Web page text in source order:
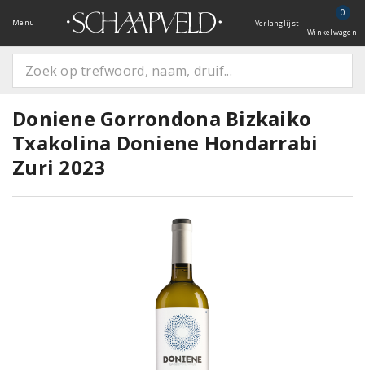
Menu Verlanglijst
0
Winkelwagen
Doniene Gorrondona Bizkaiko
Txakolina Doniene Hondarrabi
Zuri 2023